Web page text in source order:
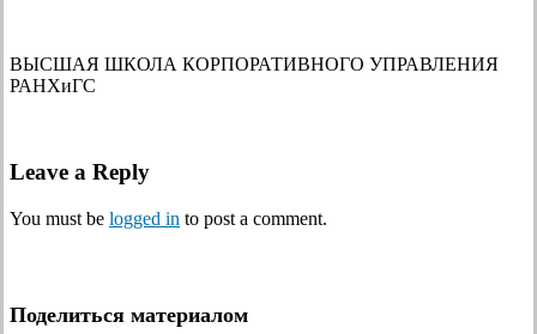
ВЫСШАЯ ШКОЛА КОРПОРАТИВНОГО УПРАВЛЕНИЯ
РАНХиГС
Leave a Reply
You must be logged in to post a comment.
Поделиться материалом